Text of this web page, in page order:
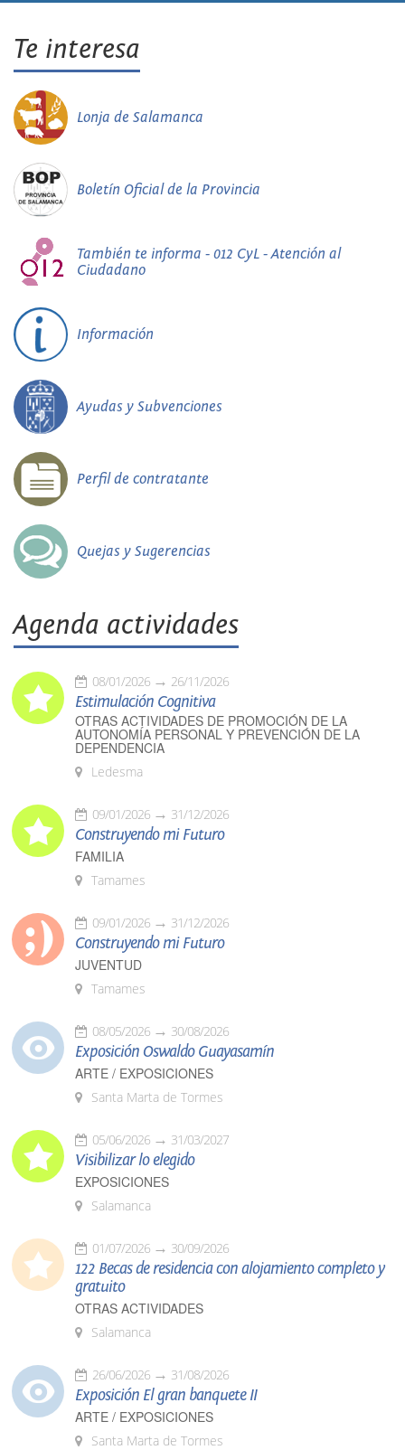
Te interesa
Lonja de Salamanca
Boletín Oficial de la Provincia
También te informa - 012 CyL - Atención al
Ciudadano
Información
Ayudas y Subvenciones
Perfil de contratante
Quejas y Sugerencias
Agenda actividades
08/01/2026 26/11/2026
Estimulación Cognitiva
OTRAS ACTIVIDADES DE PROMOCIÓN DE LA
AUTONOMÍA PERSONAL Y PREVENCIÓN DE LA
DEPENDENCIA
Ledesma
09/01/2026 31/12/2026
Construyendo mi Futuro
FAMILIA
Tamames
09/01/2026 31/12/2026
Construyendo mi Futuro
JUVENTUD
Tamames
08/05/2026 30/08/2026
Exposición Oswaldo Guayasamín
ARTE / EXPOSICIONES
Santa Marta de Tormes
05/06/2026 31/03/2027
Visibilizar lo elegido
EXPOSICIONES
Salamanca
01/07/2026 30/09/2026
122 Becas de residencia con alojamiento completo y
gratuito
OTRAS ACTIVIDADES
Salamanca
26/06/2026 31/08/2026
Exposición El gran banquete II
ARTE / EXPOSICIONES
Santa Marta de Tormes